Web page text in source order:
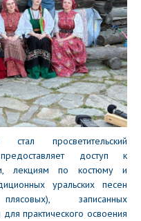
просветительский
доступ к
лекциям по костюму и
уральских песен
записанных
практического освоения